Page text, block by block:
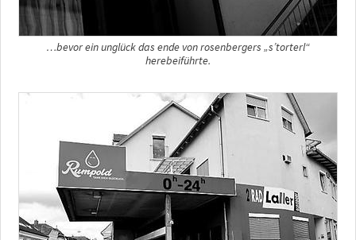
…bevor ein unglück das ende von rosenbergers „s’torterl“
herebeiführte.